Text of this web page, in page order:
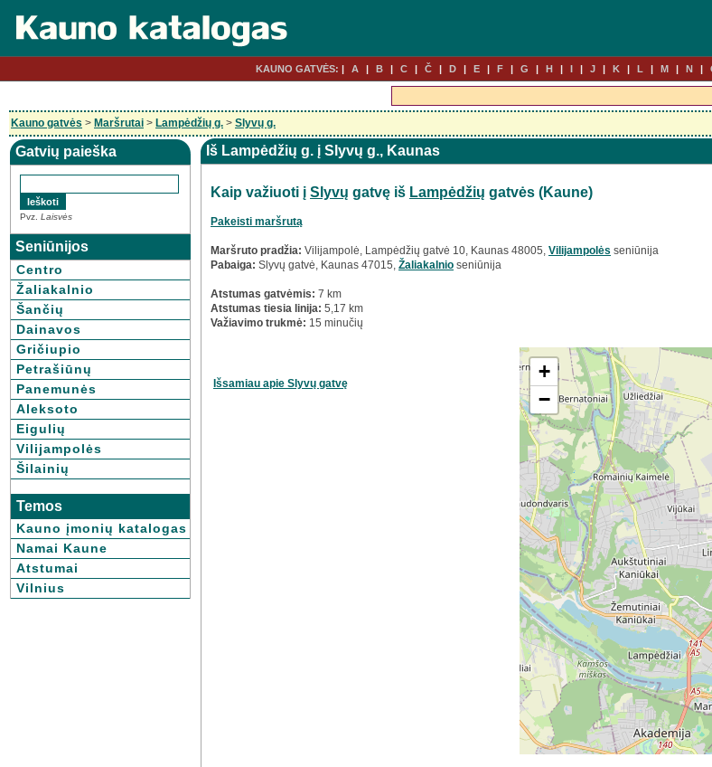
KAUNO GATVĖS: A B C Č D E F G H I J K L M N
Kauno gatvės > Maršrutai > Lampėdžių g. > Slyvų g.
Gatvių paieška
Pvz. Laisvės
Seniūnijos
Centro
Žaliakalnio
Šančių
Dainavos
Gričiupio
Petrašiūnų
Panemunės
Aleksoto
Eigulių
Vilijampolės
Šilainių
Temos
Kauno įmonių katalogas
Namai Kaune
Atstumai
Vilnius
Iš Lampėdžių g. į Slyvų g., Kaunas
Kaip važiuoti į Slyvų gatvę iš Lampėdžių gatvės (Kaune)
Pakeisti maršrutą
Maršruto pradžia: Vilijampolė, Lampėdžių gatvė 10, Kaunas 48005, Vilijampolės seniūnija
Pabaiga: Slyvų gatvė, Kaunas 47015, Žaliakalnio seniūnija
Atstumas gatvėmis: 7 km
Atstumas tiesia linija: 5,17 km
Važiavimo trukmė: 15 minučių
Išsamiau apie Slyvų gatvę
+
−